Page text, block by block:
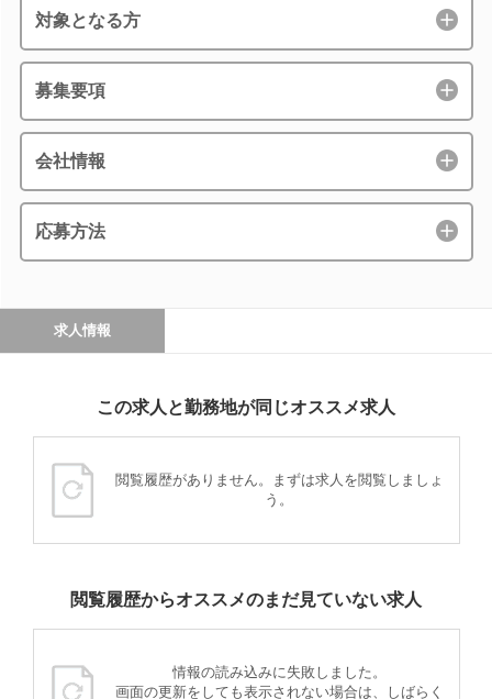
対象となる方
募集要項
会社情報
応募方法
求人情報
この求人と勤務地が同じオススメ求人
閲覧履歴がありません。まずは求人を閲覧しましょ
う。
閲覧履歴からオススメのまだ見ていない求人
情報の読み込みに失敗しました。
画面の更新をしても表示されない場合は、しばらく